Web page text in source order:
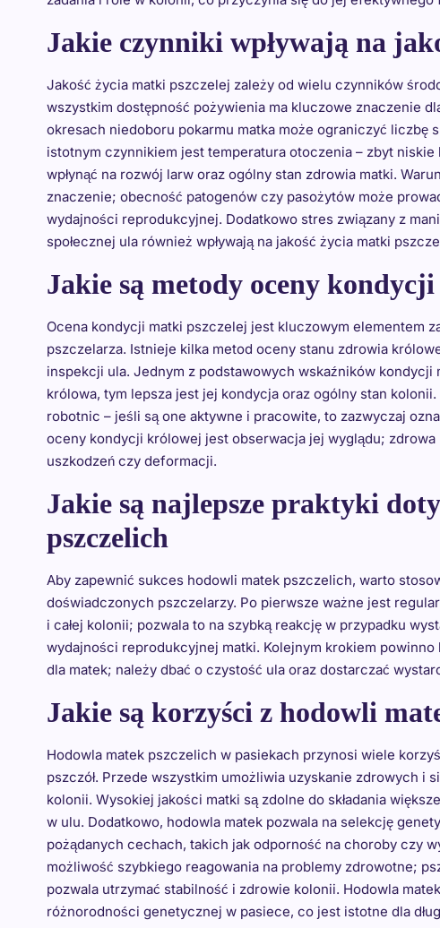
Jakie czynniki wpływają na
Jakość życia matki pszczelej zależy od wielu czynników
wszystkim dostępność pożywienia ma kluczowe znaczenie
okresach niedoboru pokarmu matka może ograniczyć liczbę
istotnym czynnikiem jest temperatura otoczenia – zbyt
wpłynąć na rozwój larw oraz ogólny stan zdrowia matki.
znaczenie; obecność patogenów czy pasożytów może
wydajności reprodukcyjnej. Dodatkowo stres związany z
społecznej ula również wpływają na jakość życia matki
Jakie są metody oceny
Ocena kondycji matki pszczelej jest kluczowym elementem
pszczelarza. Istnieje kilka metod oceny stanu zdrowia
inspekcji ula. Jednym z podstawowych wskaźników kondycji
królowa, tym lepsza jest jej kondycja oraz ogólny stan
robotnic – jeśli są one aktywne i pracowite, to zazwyczaj
oceny kondycji królowej jest obserwacja jej wyglądu; zdrowa
uszkodzeń czy deformacji.
Jakie są najlepsze praktyki
pszczelich
Aby zapewnić sukces hodowli matek pszczelich, warto
doświadczonych pszczelarzy. Po pierwsze ważne jest
i całej kolonii; pozwala to na szybką reakcję w przypadku
wydajności reprodukcyjnej matki. Kolejnym krokiem
dla matek; należy dbać o czystość ula oraz dostarczać
Jakie są korzyści z hodowli
Hodowla matek pszczelich w pasiekach przynosi wiele
pszczół. Przede wszystkim umożliwia uzyskanie zdrowych i
kolonii. Wysokiej jakości matki są zdolne do składania
w ulu. Dodatkowo, hodowla matek pozwala na selekcję
pożądanych cechach, takich jak odporność na choroby czy
możliwość szybkiego reagowania na problemy zdrowotne;
pozwala utrzymać stabilność i zdrowie kolonii. Hodowla
różnorodności genetycznej w pasiece, co jest istotne dla